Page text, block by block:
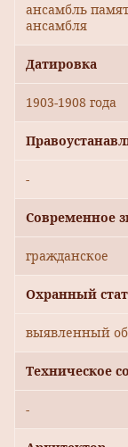
ансамбль
ансамбля
Датировка
1903-1908 года
-
Современное
гражданское
Охранный
выявленный
Техническое
-